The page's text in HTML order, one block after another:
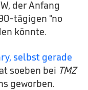
der Anfang
tägigen "no
könnte.
selbst gerade
soeben bei TMZ
geworben.